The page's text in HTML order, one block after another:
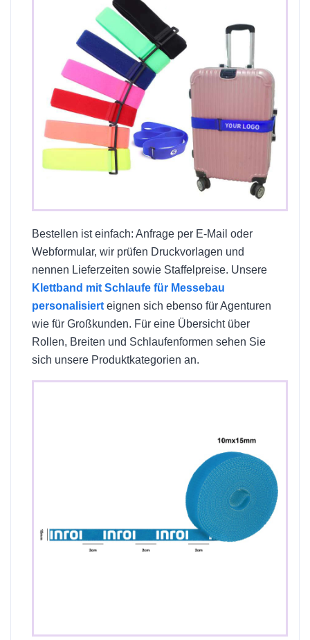
Bestellen ist einfach: Anfrage per E-Mail oder
Webformular, wir prüfen Druckvorlagen und
nennen Lieferzeiten sowie Staffelpreise. Unsere
Klettband mit Schlaufe für Messebau
personalisiert eignen sich ebenso für Agenturen
wie für Großkunden. Für eine Übersicht über
Rollen, Breiten und Schlaufenformen sehen Sie
sich unsere Produktkategorien an.